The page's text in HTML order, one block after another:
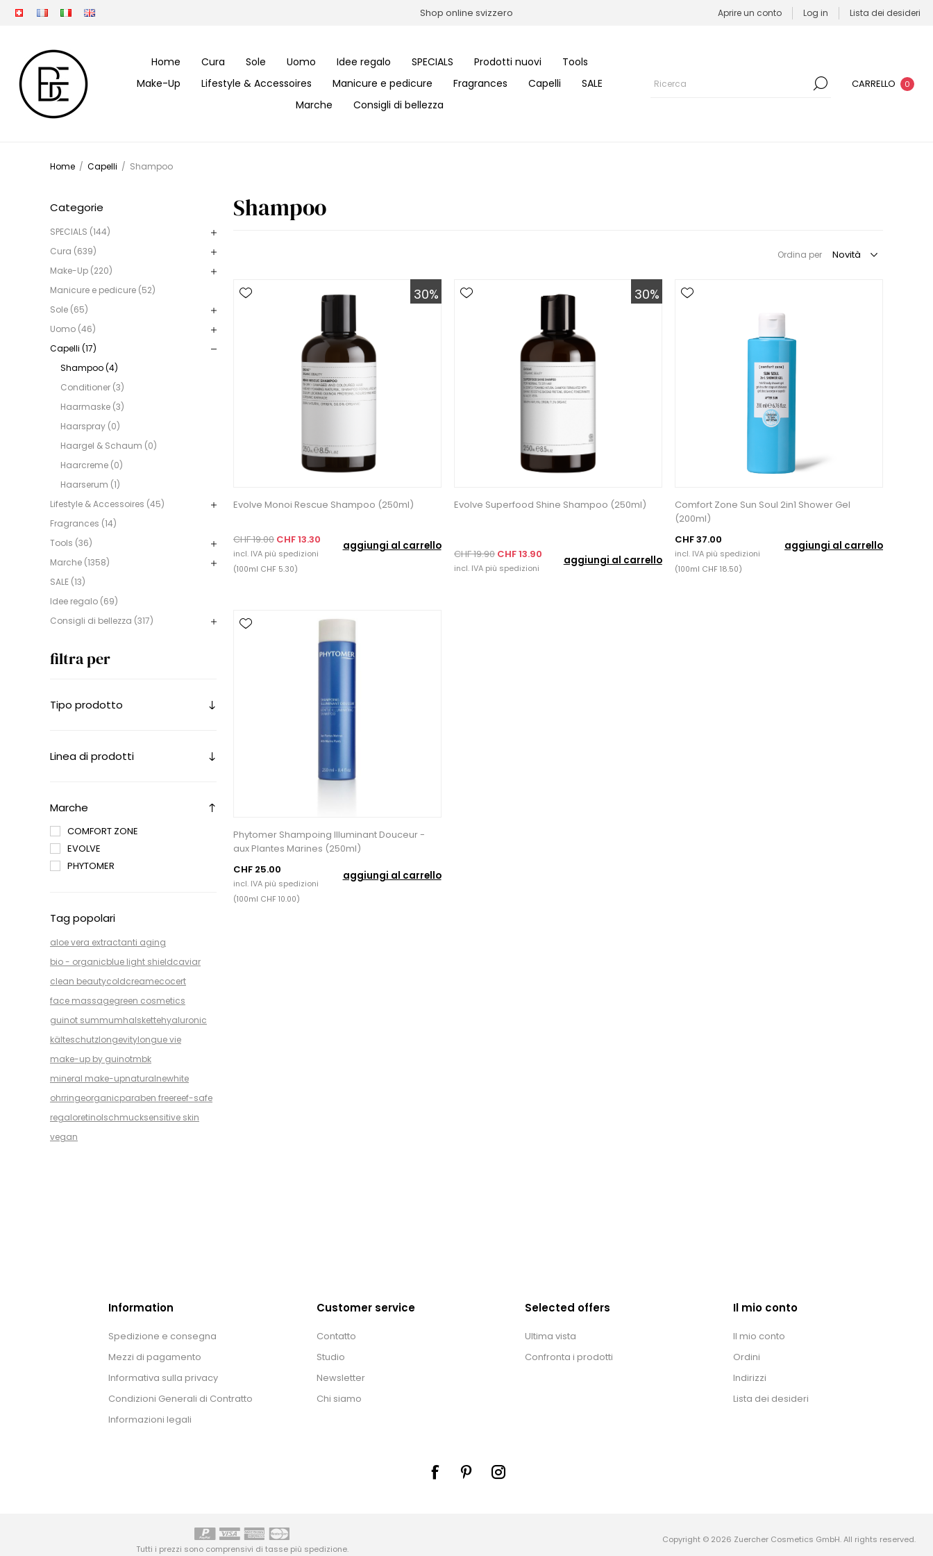
Shop online svizzero Aprire un conto Log in Lista dei desideri
Home Cura Sole Uomo Idee regalo SPECIALS Prodotti nuovi
Tools
Make-Up
Lifestyle & Accessoires Manicure e pedicure Fragrances Capelli
SALE
Marche
Consigli di bellezza
CARRELLO 0
Home / Capelli / Shampoo
Categorie
SPECIALS (144)
Cura (639)
Make-Up (220)
Manicure e pedicure (52)
Sole (65)
Uomo (46)
Capelli (17)
Shampoo (4)
Conditioner (3)
Haarmaske (3)
Haarspray (0)
Haargel & Schaum (0)
Haarcreme (0)
Haarserum (1)
Lifestyle & Accessoires (45)
Fragrances (14)
Tools (36)
Marche (1358)
SALE (13)
Idee regalo (69)
Consigli di bellezza (317)
filtra per
Tipo prodotto
Linea di prodotti
Marche
COMFORT ZONE
EVOLVE
PHYTOMER
Tag popolari
aloe vera extractanti aging
bio - organicblue light shieldcaviar
clean beautycoldcreamecocert
face massagegreen cosmetics
guinot summumhalskettehyaluronic
kälteschutzlongevitylongue vie
make-up by guinotmbk
mineral make-upnaturalnewhite
ohrringeorganicparaben freereef-safe
regaloretinolschmucksensitive skin
vegan
Shampoo
Ordina per
30%
Evolve Monoi Rescue Shampoo (250ml)
CHF 19.00 CHF 13.30
incl. IVA più spedizioni
aggiungi al carrello
(100ml CHF 5.30)
30%
Evolve Superfood Shine Shampoo (250ml)
CHF 19.90CHF 13.90
incl. IVA più spedizioni
aggiungi al carrello
Comfort Zone Sun Soul 2in1 Shower Gel
(200ml)
CHF 37.00
incl. IVA più spedizioni
aggiungi al carrello
(100ml CHF 18.50)
Phytomer Shampoing Illuminant Douceur -
aux Plantes Marines (250ml)
CHF 25.00
incl. IVA più spedizioni
aggiungi al carrello
(100ml CHF 10.00)
Information
Spedizione e consegna
Mezzi di pagamento
Informativa sulla privacy
Condizioni Generali di Contratto
Informazioni legali
Customer service
Contatto
Studio
Newsletter
Chi siamo
Selected offers
Ultima vista
Confronta i prodotti
Il mio conto
Il mio conto
Ordini
Indirizzi
Lista dei desideri
Tutti i prezzi sono comprensivi di tasse più spedizione.
Copyright © 2026 Zuercher Cosmetics GmbH. All rights reserved.